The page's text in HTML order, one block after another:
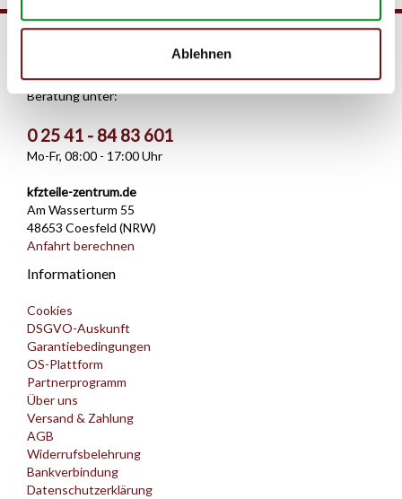
Ablehnen
Telefonische Unterstützung und
Beratung unter:
0 25 41 - 84 83 601
Mo-Fr, 08:00 - 17:00 Uhr
kfzteile-zentrum.de
Am Wasserturm 55
48653 Coesfeld (NRW)
Anfahrt berechnen
Informationen
Cookies
DSGVO-Auskunft
Garantiebedingungen
OS-Plattform
Partnerprogramm
Über uns
Versand & Zahlung
AGB
Widerrufsbelehrung
Bankverbindung
Datenschutzerklärung